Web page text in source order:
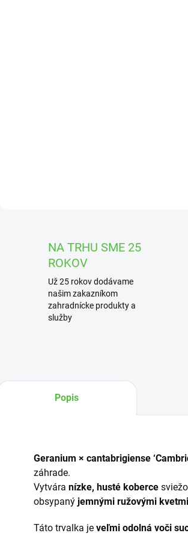
NA TRHU SME 25
ROKOV
Už 25 rokov dodávame
našim zakazníkom
zahradnícke produkty a
služby
Popis
Geranium × cantabrigiense
záhrade.
Vytvára nízke, husté koberce
obsypaný jemnými ružovými kvetmi
Táto trvalka je veľmi odolná voči